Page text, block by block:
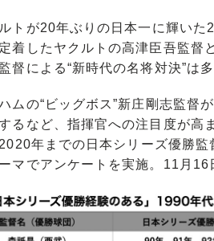
トが20年ぶりの日本一に輝いた
着したヤクルトの高津臣吾監督
督による“新時代の名将対決”は
ムの“ビッグボス”新庄剛志監督
るなど、指揮官への注目度が
年までの日本シリーズ優勝
マでアンケートを実施。11月